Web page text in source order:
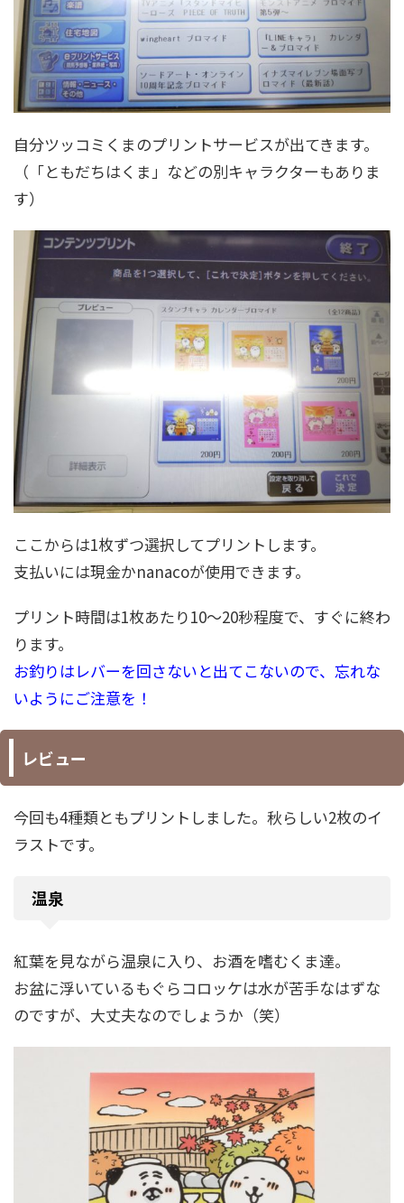
自分ツッコミくまのプリントサービスが出てきます。
（「ともだちはくま」などの別キャラクターもありま
す）
ここからは1枚ずつ選択してプリントします。
支払いには現金かnanacoが使用できます。
プリント時間は1枚あたり10～20秒程度で、すぐに終わ
ります。
お釣りはレバーを回さないと出てこないので、忘れな
いようにご注意を！
レビュー
今回も4種類ともプリントしました。秋らしい2枚のイ
ラストです。
温泉
紅葉を見ながら温泉に入り、お酒を嗜むくま達。
お盆に浮いているもぐらコロッケは水が苦手なはずな
のですが、大丈夫なのでしょうか（笑）